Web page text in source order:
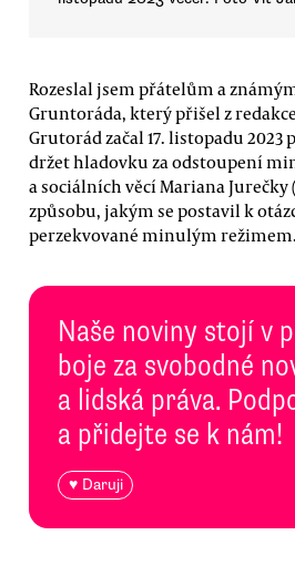
Rozeslal jsem přátelům a
Gruntoráda, který přišel z
Grutorád začal 17. listopadu 2023
držet hladovku za odstoupení
a sociálních věcí Mariana Jurečky
způsobu, jakým se postavil k
perzekvované minulým režimem.
Naše noviny stojí v
boje za svobodné
a lidská práva.
a přidejte se k nám!
♥ Daruji